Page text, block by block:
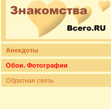
Анекдоты
Обои. Фотографии
Обратная связь